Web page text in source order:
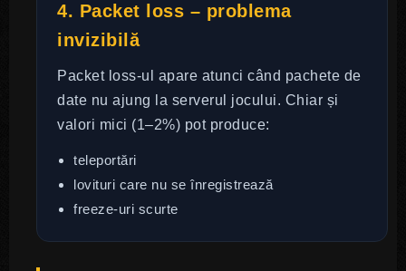
4. Packet loss – problema
invizibilă
Packet loss-ul apare atunci când pachete de
date nu ajung la serverul jocului. Chiar și
valori mici (1–2%) pot produce:
teleportări
lovituri care nu se înregistrează
freeze-uri scurte